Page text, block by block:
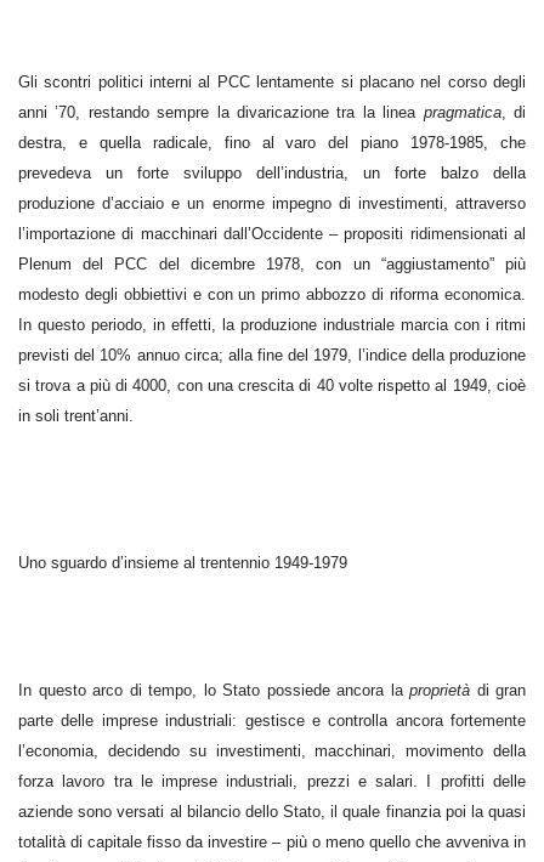
Gli scontri politici interni al PCC lentamente si placano nel corso degli
anni ’70, restando sempre la divaricazione tra la linea pragmatica, di
destra, e quella radicale, fino al varo del piano 1978-1985, che
prevedeva un forte sviluppo dell’industria, un forte balzo della
produzione d’acciaio e un enorme impegno di investimenti, attraverso
l’importazione di macchinari dall’Occidente – propositi ridimensionati al
Plenum del PCC del dicembre 1978, con un “aggiustamento” più
modesto degli obbiettivi e con un primo abbozzo di riforma economica.
In questo periodo, in effetti, la produzione industriale marcia con i ritmi
previsti del 10% annuo circa; alla fine del 1979, l’indice della produzione
si trova a più di 4000, con una crescita di 40 volte rispetto al 1949, cioè
in soli trent’anni.
Uno sguardo d’insieme al trentennio 1949-1979
In questo arco di tempo, lo Stato possiede ancora la proprietà di gran
parte delle imprese industriali: gestisce e controlla ancora fortemente
l’economia, decidendo su investimenti, macchinari, movimento della
forza lavoro tra le imprese industriali, prezzi e salari. I profitti delle
aziende sono versati al bilancio dello Stato, il quale finanzia poi la quasi
totalità di capitale fisso da investire – più o meno quello che avveniva in